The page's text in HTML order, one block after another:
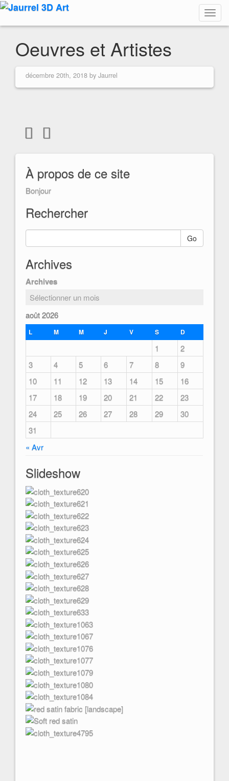
Oeuvres et Artistes
décembre 20th, 2018 by Jaurrel
À propos de ce site
Bonjour
Rechercher
Go
Archives
Archives
août 2026
L M M J V S D
« Avr
1
2
3
4 5 6 7 8
9
10
11 12 13 14 15
16
17
18 19 20 21 22
23
24
25 26 27 28 29
30
31
Slideshow